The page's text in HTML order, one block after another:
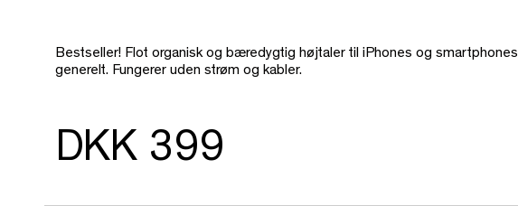
Bestseller! Flot organisk og bæredygtig højtaler til iPhones og smartphones
generelt. Fungerer uden strøm og kabler.
DKK 399